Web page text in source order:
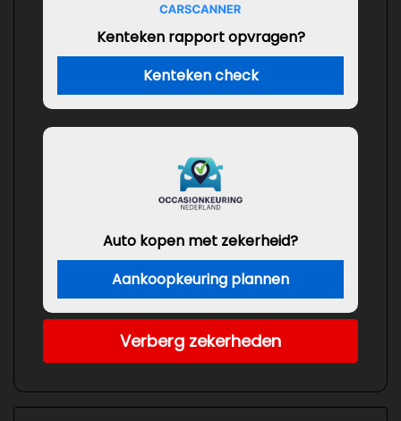
Kenteken rapport opvragen?
Kenteken check
Auto kopen met zekerheid?
Aankoopkeuring plannen
Verberg zekerheden